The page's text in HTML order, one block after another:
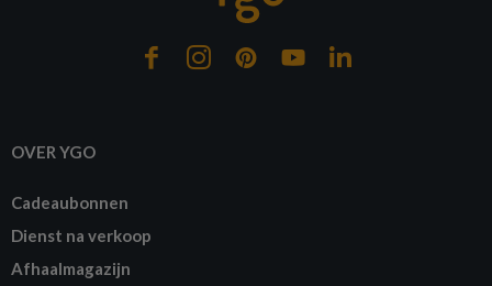
OVER YGO
Cadeaubonnen
Dienst na verkoop
Afhaalmagazijn